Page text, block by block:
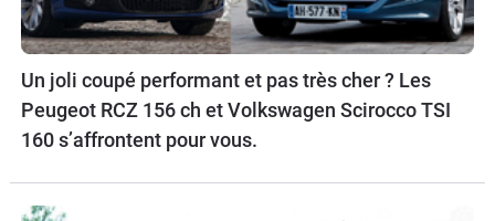
Un joli coupé performant et pas très cher ? Les
Peugeot RCZ 156 ch et Volkswagen Scirocco TSI
160 s’affrontent pour vous.